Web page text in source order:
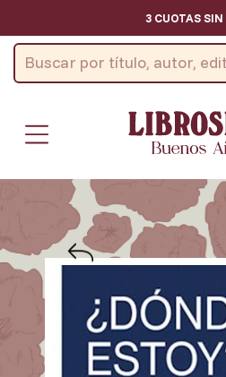
3 CUOTAS SIN